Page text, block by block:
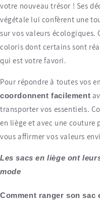
votre nouveau trésor ! Ses
végétale lui confèrent une
sur vos valeurs écologiques.
coloris dont certains sont
qui est votre favori.
Pour répondre à toutes vos
coordonnent facilement
transporter vos essentiels.
en liège et avec une
vous affirmer vos valeurs
Les sacs en liège ont
mode
Comment ranger son sac